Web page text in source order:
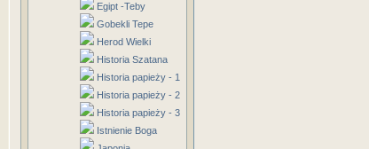
Egipt -Teby
Gobekli Tepe
Herod Wielki
Historia Szatana
Historia papieży - 1
Historia papieży - 2
Historia papieży - 3
Istnienie Boga